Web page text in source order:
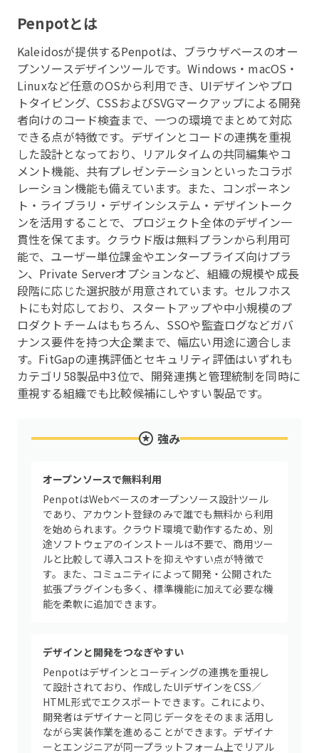
Penpotとは
Kaleidosが提供するPenpotは、ブラウザベースのオー
プンソースデザインツールです。Windows・macOS・
Linuxなど任意のOSから利用でき、UIデザインやプロ
トタイピング、CSSおよびSVGマークアップによる開発
者向けのコード検査まで、一つの環境でまとめて対応
できる点が特徴です。デザインとコードの連携を重視
した設計となっており、リアルタイムの共同編集やコ
メント機能、共有プレゼンテーションといったコラボ
レーション機能も備えています。また、コンポーネン
ト・ライブラリ・デザインシステム・デザイントーク
ンを活用することで、プロジェクト全体のデザイン一
貫性を保てます。クラウド版は無料プランから利用可
能で、ユーザー単位課金やエンタープライズ向けプラ
ン、Private Serverオプションなど、組織の規模や成長
段階に応じた選択肢が用意されています。セルフホス
トにも対応しており、スタートアップや中小規模のプ
ロダクトチームはもちろん、SSOや監査ログなどガバ
ナンス要件を持つ大企業まで、幅広い用途に適合しま
す。FitGapの連携評価とセキュリティ評価はいずれも
カテゴリ58製品中3位で、開発連携と管理統制を同時に
重視する組織でも比較候補にしやすい製品です。
強み
オープンソースで無料利用
PenpotはWebベースのオープンソース設計ツール
であり、アカウント登録のみで誰でも無料から利用
を始められます。クラウド環境で動作するため、別
途ソフトウェアのインストールは不要で、商用ツー
ルと比較して導入コストを抑えやすい点が特徴で
す。また、コミュニティによって開発・公開された
拡張プラグインも多く、標準機能に加えて必要な機
能を柔軟に追加できます。
デザインと開発をつなぎやすい
Penpotはデザインとコーディングの連携を重視し
て設計されており、作成したUIデザインをCSS／
HTML形式でエクスポートできます。これにより、
開発者はデザイナーと同じデータをそのまま活用し
ながら実装作業を進めることができます。デザイナ
ーとエンジニアが同一プラットフォーム上でリアル